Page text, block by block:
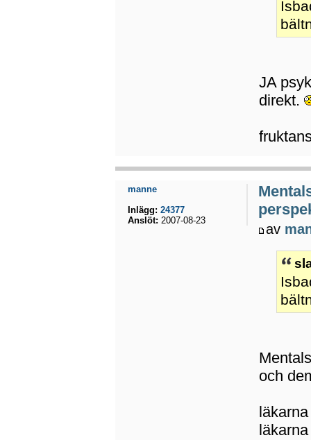
JA
direkt.
av
och
manne
Inlägg: 24377
Anslöt: 2007-08-23